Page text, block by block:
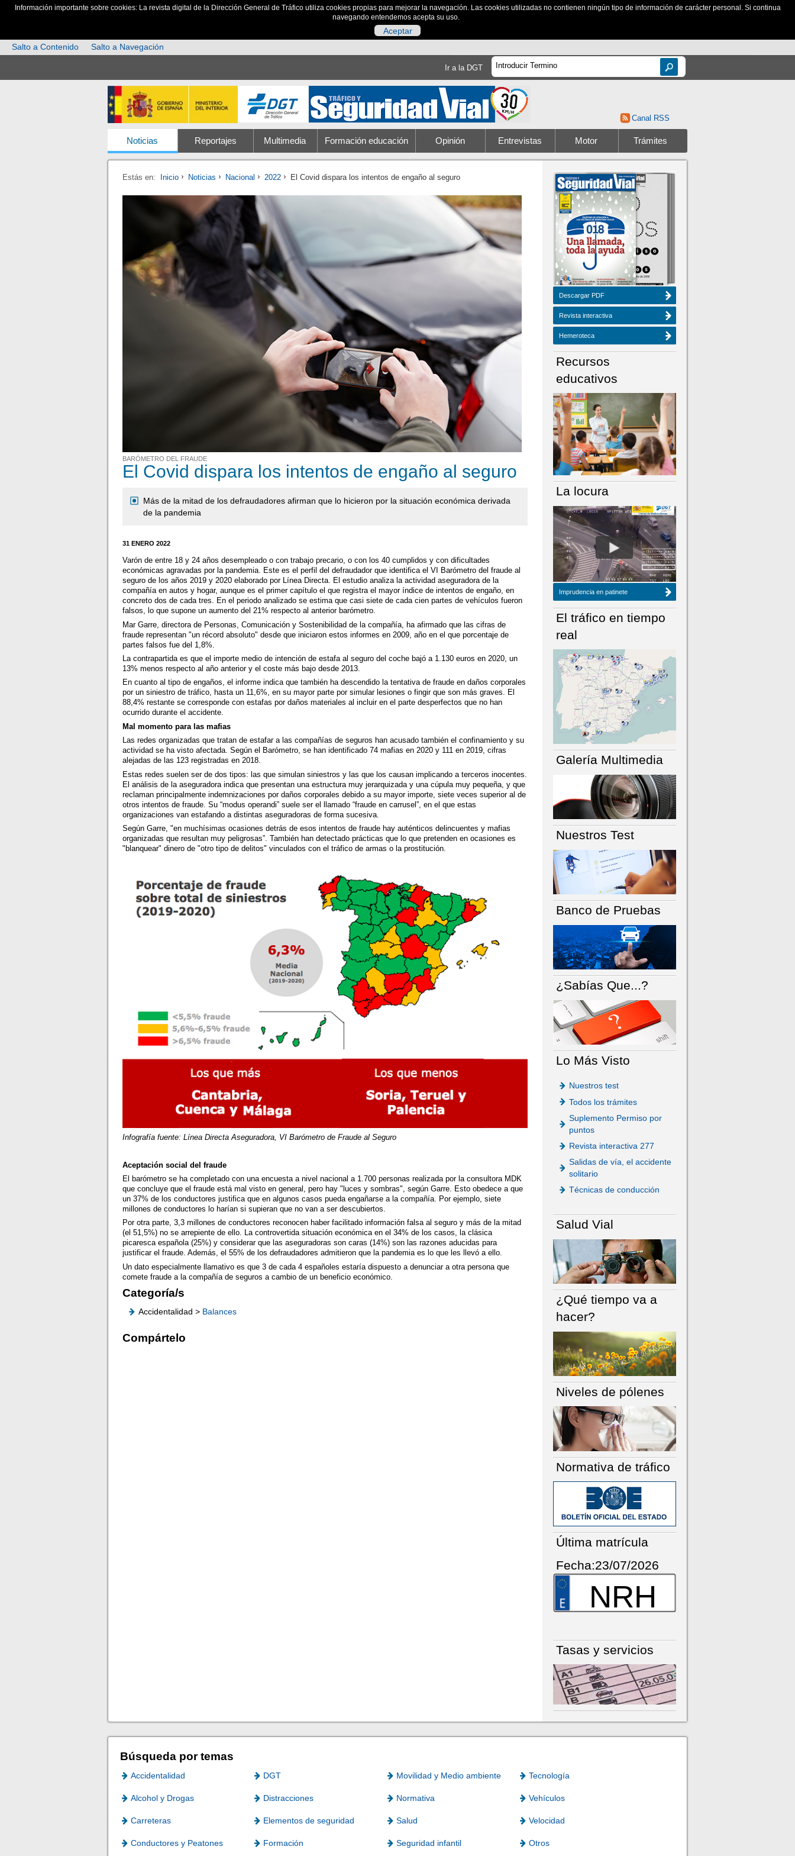
Información importante sobre cookies: La revista digital de la Dirección General de Tráfico utiliza cookies propias para mejorar la navegación. Las cookies utilizadas no contienen ningún tipo de información de carácter personal. Si continua
navegando entendemos acepta su uso.
Aceptar
Salto a Contenido
Salto a Navegación
Ir a la DGT
Canal RSS
Noticias Reportajes Multimedia Formación educación Opinión Entrevistas Motor Trámites
Estás en: Inicio Noticias Nacional 2022 El Covid dispara los intentos de engaño al seguro
BARÓMETRO DEL FRAUDE
El Covid dispara los intentos de engaño al seguro
Más de la mitad de los defraudadores afirman que lo hicieron por la situación económica derivada
de la pandemia
31 ENERO 2022
Varón de entre 18 y 24 años desempleado o con trabajo precario, o con los 40 cumplidos y con dificultades
económicas agravadas por la pandemia. Este es el perfil del defraudador que identifica el VI Barómetro del fraude al
seguro de los años 2019 y 2020 elaborado por Línea Directa. El estudio analiza la actividad aseguradora de la
compañía en autos y hogar, aunque es el primer capítulo el que registra el mayor índice de intentos de engaño, en
concreto dos de cada tres. En el periodo analizado se estima que casi siete de cada cien partes de vehículos fueron
falsos, lo que supone un aumento del 21% respecto al anterior barómetro.
Mar Garre, directora de Personas, Comunicación y Sostenibilidad de la compañía, ha afirmado que las cifras de
fraude representan "un récord absoluto" desde que iniciaron estos informes en 2009, año en el que porcentaje de
partes falsos fue del 1,8%.
La contrapartida es que el importe medio de intención de estafa al seguro del coche bajó a 1.130 euros en 2020, un
13% menos respecto al año anterior y el coste más bajo desde 2013.
En cuanto al tipo de engaños, el informe indica que también ha descendido la tentativa de fraude en daños corporales
por un siniestro de tráfico, hasta un 11,6%, en su mayor parte por simular lesiones o fingir que son más graves. El
88,4% restante se corresponde con estafas por daños materiales al incluir en el parte desperfectos que no han
ocurrido durante el accidente.
Mal momento para las mafias
Las redes organizadas que tratan de estafar a las compañías de seguros han acusado también el confinamiento y su
actividad se ha visto afectada. Según el Barómetro, se han identificado 74 mafias en 2020 y 111 en 2019, cifras
alejadas de las 123 registradas en 2018.
Estas redes suelen ser de dos tipos: las que simulan siniestros y las que los causan implicando a terceros inocentes.
El análisis de la aseguradora indica que presentan una estructura muy jerarquizada y una cúpula muy pequeña, y que
reclaman principalmente indemnizaciones por daños corporales debido a su mayor importe, siete veces superior al de
otros intentos de fraude. Su “modus operandi” suele ser el llamado “fraude en carrusel”, en el que estas
organizaciones van estafando a distintas aseguradoras de forma sucesiva.
Según Garre, "en muchísimas ocasiones detrás de esos intentos de fraude hay auténticos delincuentes y mafias
organizadas que resultan muy peligrosas”. También han detectado prácticas que lo que pretenden en ocasiones es
"blanquear" dinero de "otro tipo de delitos" vinculados con el tráfico de armas o la prostitución.
Infografía fuente: Línea Directa Aseguradora, VI Barómetro de Fraude al Seguro
Aceptación social del fraude
El barómetro se ha completado con una encuesta a nivel nacional a 1.700 personas realizada por la consultora MDK
que concluye que el fraude está mal visto en general, pero hay "luces y sombras", según Garre. Esto obedece a que
un 37% de los conductores justifica que en algunos casos pueda engañarse a la compañía. Por ejemplo, siete
millones de conductores lo harían si supieran que no van a ser descubiertos.
Por otra parte, 3,3 millones de conductores reconocen haber facilitado información falsa al seguro y más de la mitad
(el 51,5%) no se arrepiente de ello. La controvertida situación económica en el 34% de los casos, la clásica
picaresca española (25%) y considerar que las aseguradoras son caras (14%) son las razones aducidas para
justificar el fraude. Además, el 55% de los defraudadores admitieron que la pandemia es lo que les llevó a ello.
Un dato especialmente llamativo es que 3 de cada 4 españoles estaría dispuesto a denunciar a otra persona que
comete fraude a la compañía de seguros a cambio de un beneficio económico.
Categoría/s
Accidentalidad > Balances
Compártelo
NÚMERO ACTUAL HEMEROTECA
Descargar PDF
Revista interactiva
Hemeroteca
Recursos
educativos
La locura
Imprudencia en patinete
El tráfico en tiempo
real
Galería Multimedia
Nuestros Test
Banco de Pruebas
¿Sabías Que...?
Lo Más Visto
Nuestros test
Todos los trámites
Suplemento Permiso por
puntos
Revista interactiva 277
Salidas de vía, el accidente
solitario
Técnicas de conducción
Salud Vial
¿Qué tiempo va a
hacer?
Niveles de pólenes
Normativa de tráfico
Última matrícula
Fecha:23/07/2026
NRH
Tasas y servicios
Búsqueda por temas
Accidentalidad DGT Movilidad y Medio ambiente Tecnología
Alcohol y Drogas Distracciones Normativa Vehículos
Carreteras Elementos de seguridad Salud Velocidad
Conductores y Peatones Formación Seguridad infantil Otros